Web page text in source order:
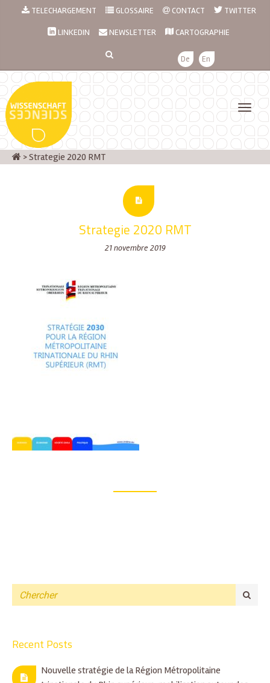
TELECHARGEMENT GLOSSAIRE CONTACT TWITTER
LINKEDIN NEWSLETTER CARTOGRAPHIE
De En
>Strategie 2020 RMT
Strategie 2020 RMT
21 novembre 2019
Recent Posts
Nouvelle stratégie de la Région Métropolitaine